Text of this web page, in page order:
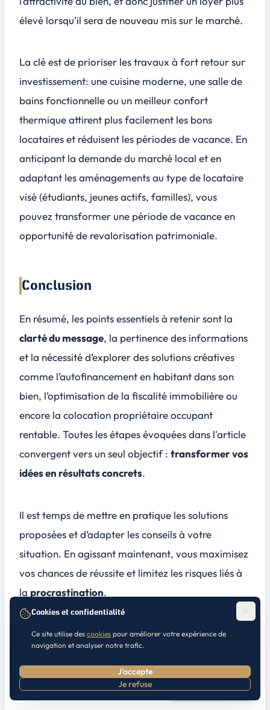
Prendre RDV
élevé lorsqu’il sera de nouveau mis sur le marché.
La clé est de prioriser les travaux à fort retour sur
investissement: une cuisine moderne, une salle de
bains fonctionnelle ou un meilleur confort
thermique attirent plus facilement les bons
locataires et réduisent les périodes de vacance. En
anticipant la demande du marché local et en
adaptant les aménagements au type de locataire
visé (étudiants, jeunes actifs, familles), vous
pouvez transformer une période de vacance en
opportunité de revalorisation patrimoniale.
Conclusion
En résumé, les points essentiels à retenir sont la
clarté du message, la pertinence des informations
et la nécessité d’explorer des solutions créatives
comme l’autofinancement en habitant dans son
bien, l’optimisation de la fiscalité immobilière ou
encore la colocation propriétaire occupant
rentable. Toutes les étapes évoquées dans l'article
convergent vers un seul objectif : transformer vos
idées en résultats concrets.
Il est temps de mettre en pratique les solutions
proposées et d’adapter les conseils à votre
situation. En agissant maintenant, vous maximisez
vos chances de réussite et limitez les risques liés à
la procrastination.
Alors, prenez votre décision aujourd’hui et
engagez-vous dès à présent
projets.
Cookies et confidentialité
Ce site utilise des cookies pour améliorer votre expérience de
navigation et analyser notre trafic.
J'accepte
Je refuse